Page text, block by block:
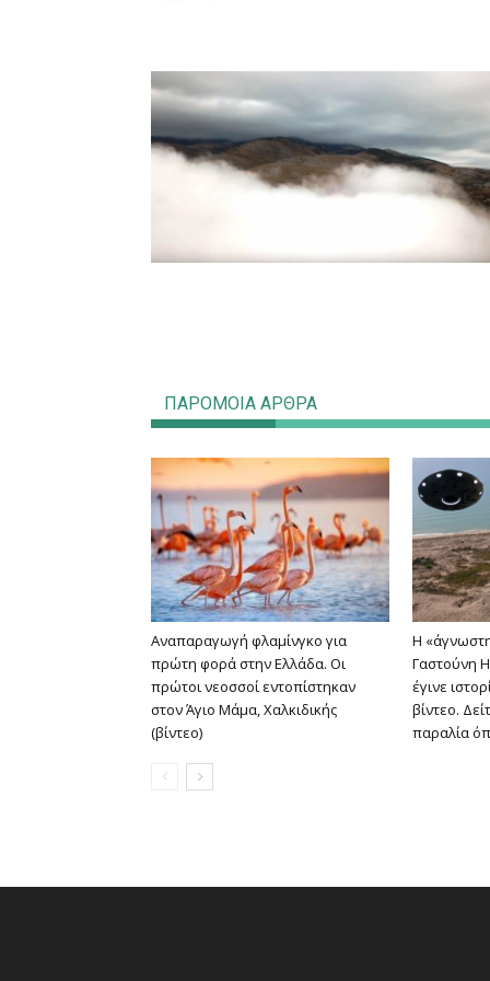
ΠΑΡΟΜΟΙΑ ΑΡΘΡΑ
Αναπαραγωγή φλαμίνγκο για
πρώτη φορά στην Ελλάδα. Οι
πρώτοι νεοσσοί εντοπίστηκαν
στον Άγιο Μάμα, Χαλκιδικής
(βίντεο)
Η
Γαστούνη
έγινε
βίντεο.
παραλία